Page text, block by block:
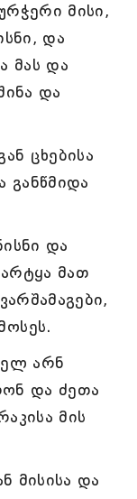
მისი,
და
მას და
და
ცხებისა
განწმიდა
და
მათ
არნ
და ძეთა
მის
მისისა და